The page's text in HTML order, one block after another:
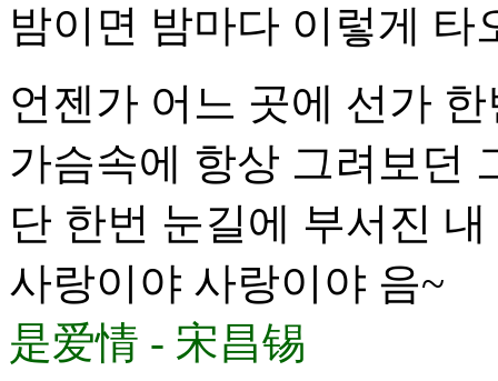
밤이면 밤마다 이렇게 타
언젠가 어느 곳에 선가
가슴속에 항상 그려보던
단 한번 눈길에 부서진
사랑이야 사랑이야 음~
是爱情 - 宋昌锡